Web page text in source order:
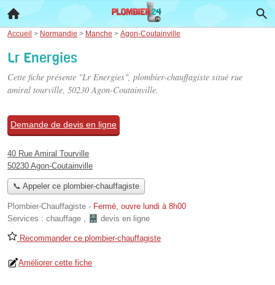
Accueil > Normandie > Manche > Agon-Coutainville
Lr Energies
Cette fiche présente "Lr Energies", plombier-chauffagiste situé rue
amiral tourville, 50230 Agon-Coutainville.
Demande de devis en ligne
40 Rue Amiral Tourville
50230 Agon-Coutainville
📞 Appeler ce plombier-chauffagiste
Plombier-Chauffagiste - Fermé, ouvre lundi à 8h00
Services : chauffage , devis en ligne
Recommander ce plombier-chauffagiste
Améliorer cette fiche